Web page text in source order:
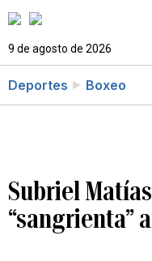
9 de agosto de 2026
Deportes Boxeo
Subriel
“sangrienta”